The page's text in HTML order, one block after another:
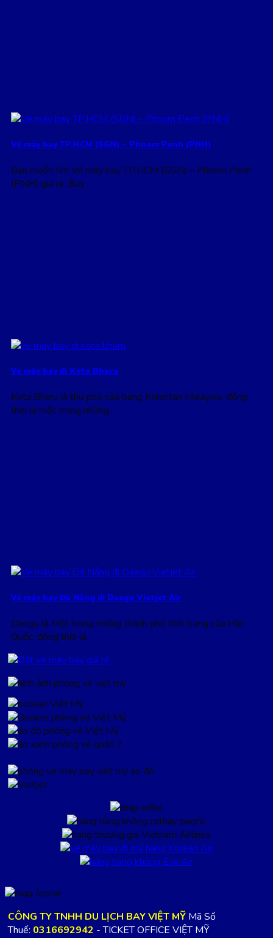
Vé máy bay TP.HCM (SGN) – Phnom Penh (PNH)
Bạn muốn tìm Vé máy bay TP.HCM (SGN) – Phnom Penh
(PNH) giá rẻ. Bay
Vé máy bay đi Kota Bharu
Kota Bharu là thủ phủ của bang Kelantan Malaysia, đồng
thời là một trong những
Vé máy bay Đà Nẵng đi Daegu Vietjet Air
Daegu là Một trong những thành phố thời trang của Hàn
Quốc, đồng thời là
CÔNG TY TNHH DU LỊCH BAY VIỆT MỸ Mã Số
Thuế: 0316692942 - TICKET OFFICE VIỆT MỸ